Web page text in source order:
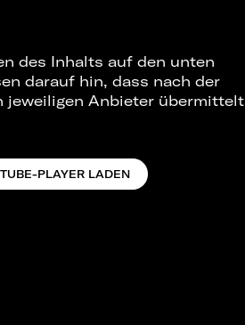
des Inhalts auf den unten
darauf hin, dass nach der
jeweiligen Anbieter übermittelt
PLAYER LADEN